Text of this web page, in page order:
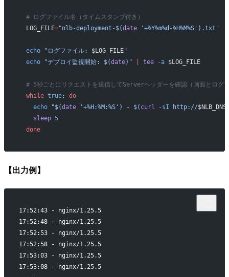
  # ログファイル名（タイムスタンプ付き）
  LOG_FILE
="nlb-deployment-$(date '+%Y%m%d-%H%M%S').txt"
  echo
"ログファイル: $LOG_FILE"
  echo
"デプロイ監視開始: $(date)" tee -a $LOG_FILE
# 5秒ごとにリクエストを送信してServerヘッダーを確認（画面とログ
  while
true; do
    echo
"$(date '+%H:%M:%S') - $( curl -sI http://$NLB_DNS
    sleep
5
  done
【出力例】
17:52:43 - nginx/1.25.5
17:52:48 - nginx/1.25.5
17:52:53 - nginx/1.25.5
17:52:58 - nginx/1.25.5
17:53:03 - nginx/1.25.5
17:53:08 - nginx/1.25.5